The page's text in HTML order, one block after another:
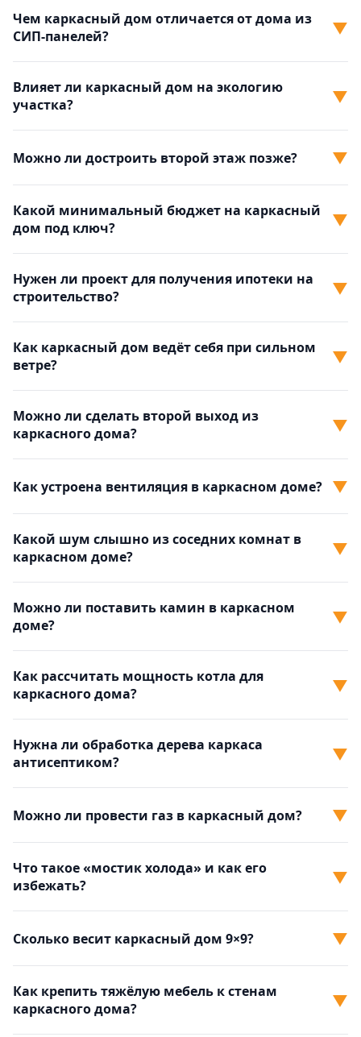
Чем каркасный дом отличается от дома из
СИП-панелей?
▼
Влияет ли каркасный дом на экологию
участка?
▼
Можно ли достроить второй этаж позже? ▼
Какой минимальный бюджет на каркасный
дом под ключ?
▼
Нужен ли проект для получения ипотеки на
строительство?
▼
Как каркасный дом ведёт себя при сильном
ветре?
▼
Можно ли сделать второй выход из
каркасного дома?
▼
Как устроена вентиляция в каркасном доме? ▼
Какой шум слышно из соседних комнат в
каркасном доме?
▼
Можно ли поставить камин в каркасном
доме?
▼
Как рассчитать мощность котла для
каркасного дома?
▼
Нужна ли обработка дерева каркаса
антисептиком?
▼
Можно ли провести газ в каркасный дом? ▼
Что такое «мостик холода» и как его
избежать?
▼
Сколько весит каркасный дом 9×9? ▼
Как крепить тяжёлую мебель к стенам
каркасного дома?
▼